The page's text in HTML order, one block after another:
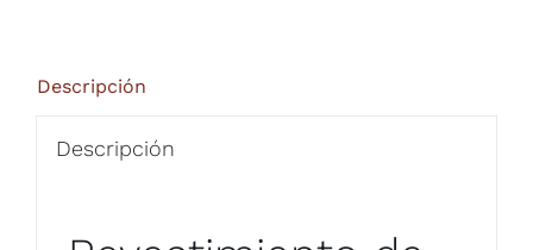
Descripción
Descripción